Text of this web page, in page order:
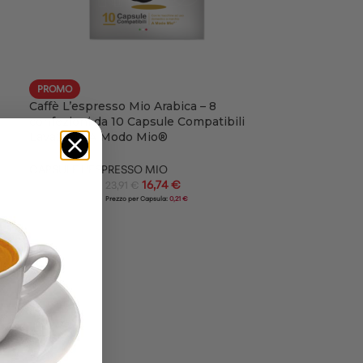
PROMO
Caffè L’espresso Mio Arabica – 8
confezioni da 10 Capsule Compatibili
Lavazza® A Modo Mio®
CAPSULE L'ESPRESSO MIO
23,91 € 16,74€
Prezzo per Capsula:0,21 €